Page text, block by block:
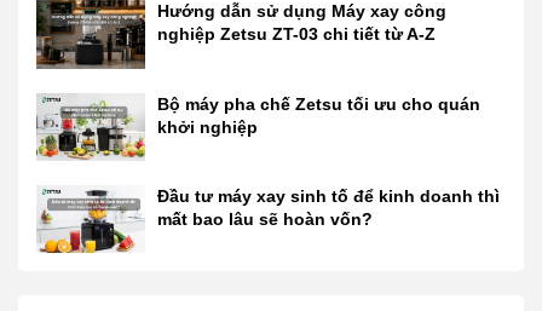
Hướng dẫn sử dụng Máy xay công
nghiệp Zetsu ZT-03 chi tiết từ A-Z
Bộ máy pha chế Zetsu tối ưu cho quán
khởi nghiệp
Đầu tư máy xay sinh tố để kinh doanh thì
mất bao lâu sẽ hoàn vốn?